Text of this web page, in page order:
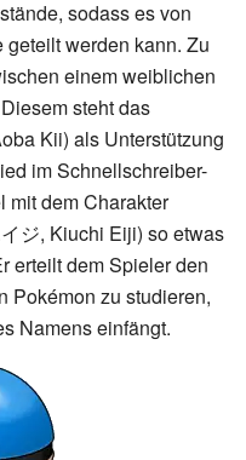
sodass es von
werden kann. Zu
einem weiblichen
steht das
Kii) als Unterstützung
im Schnellschreiber-
mit dem Charakter
ジ, Kiuchi Eiji) so etwas
erteilt dem Spieler den
Pokémon zu studieren,
Namens einfängt.